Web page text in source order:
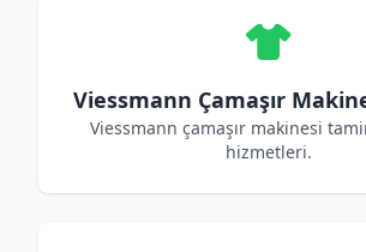
Viessmann Çamaşır
Viessmann çamaşır makinesi
hizmetleri.